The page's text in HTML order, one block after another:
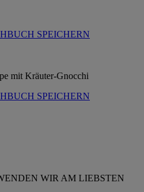
SPEICHERN
SPEICHERN
WIR AM LIEBSTEN